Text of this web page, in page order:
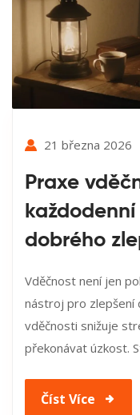
21 března 2026
Praxe
dobrého
Vděčnost není jen
nástroj pro zlepšení
vděčnosti snižuje
překonávat úzkost.
Číst Více